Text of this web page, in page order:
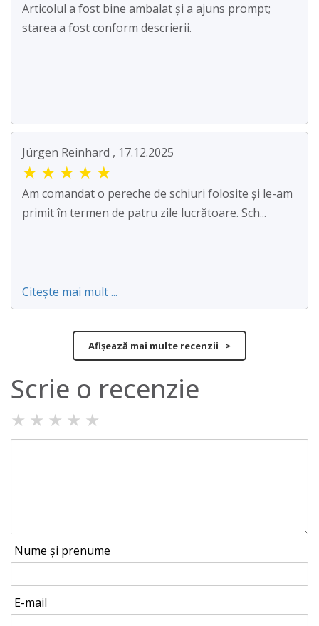
Articolul a fost bine ambalat și a ajuns prompt;
starea a fost conform descrierii.
Jürgen Reinhard , 17.12.2025
★ ★ ★ ★ ★
Am comandat o pereche de schiuri folosite și le-am
primit în termen de patru zile lucrătoare. Sch...
Citește mai mult ...
Afișează mai multe recenzii >
Scrie o recenzie
★ ★ ★ ★ ★
Nume și prenume
E-mail